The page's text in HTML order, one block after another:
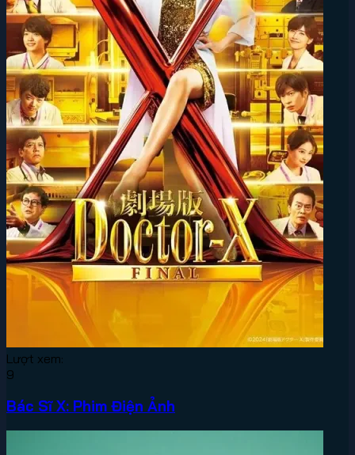
Lượt xem:
9
Bác Sĩ X: Phim Điện Ảnh